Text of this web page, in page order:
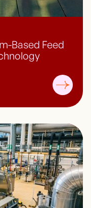
Based Feed